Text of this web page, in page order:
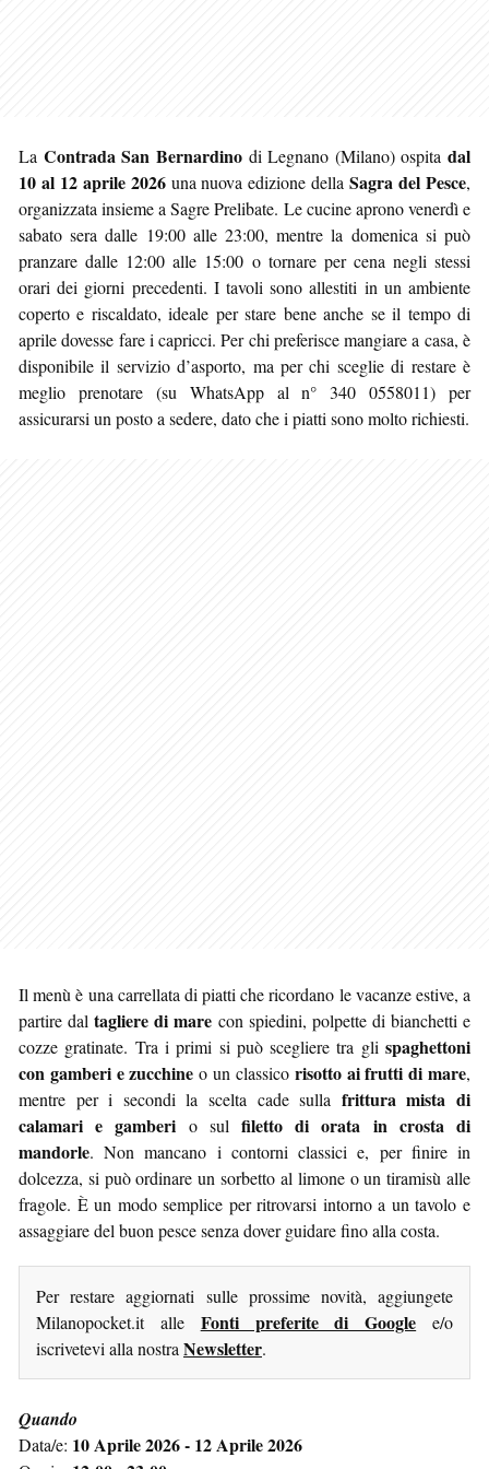
La Contrada San Bernardinodi Legnano (Milano) ospita dal
10 al 12 aprile 2026una nuova edizione dellaSagra del Pesce,
organizzata insieme a Sagre Prelibate. Le cucine aprono venerdì e
sabato sera dalle 19:00 alle 23:00, mentre la domenica si può
pranzare dalle 12:00 alle 15:00 o tornare per cena negli stessi
orari dei giorni precedenti. I tavoli sono allestiti in un ambiente
coperto e riscaldato, ideale per stare bene anche se il tempo di
aprile dovesse fare i capricci. Per chi preferisce mangiare a casa, è
disponibile il servizio d’asporto, ma per chi sceglie di restare è
meglio prenotare (su WhatsApp al n° 340 0558011) per
assicurarsi un posto a sedere, dato che i piatti sono molto richiesti.
Il menù è una carrellata di piatti che ricordano le vacanze estive, a
partire daltagliere di mare con spiedini, polpette di bianchetti e
cozze gratinate. Tra i primi si può scegliere tra gli spaghettoni
con gamberi e zucchine o un classico risotto ai frutti di mare,
mentre per i secondi la scelta cade sulla frittura mista di
calamari e gamberi o sulfiletto di orata in crosta di
mandorle. Non mancano i contorni classici e, per finire in
dolcezza, si può ordinare un sorbetto al limone o un tiramisù alle
fragole. È un modo semplice per ritrovarsi intorno a un tavolo e
assaggiare del buon pesce senza dover guidare fino alla costa.
Per restare aggiornati sulle prossime novità, aggiungete
Milanopocket.it alle Fonti preferite di Google e/o
iscrivetevi alla nostra Newsletter.
Quando
Data/e: 10 Aprile 2026 - 12 Aprile 2026